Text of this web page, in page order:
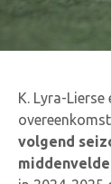
K. Lyra-Lierse
volgend